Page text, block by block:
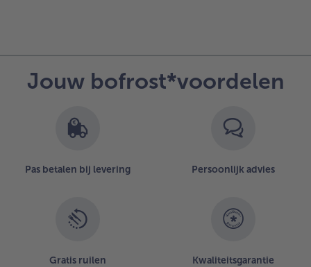
Jouw bofrost*voordelen
Pas betalen bij levering Persoonlijk advies
Gratis ruilen Kwaliteitsgarantie